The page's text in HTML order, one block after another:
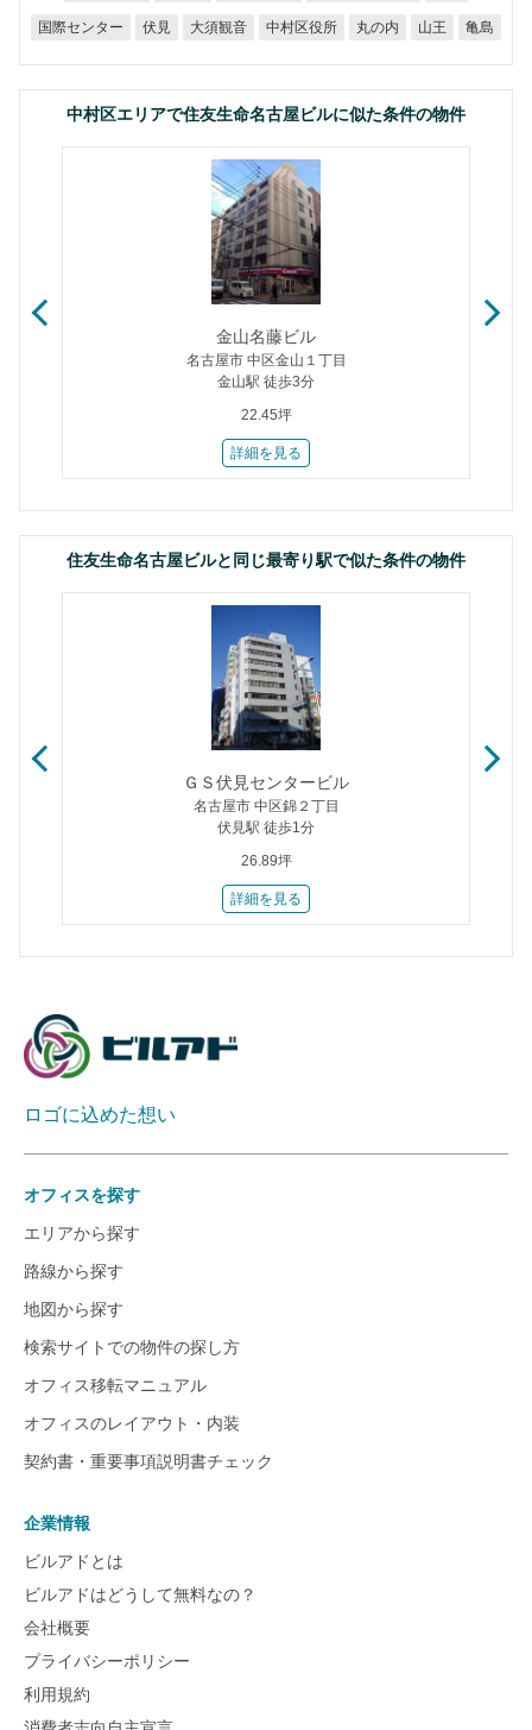
国際センター 伏見 大須観音 中村区役所 丸の内 山王 亀島
中村区エリアで住友生命名古屋ビルに似た条件の物件
金山名藤ビル
名古屋市 中区金山１丁目
金山駅 徒歩3分
22.45坪
詳細を見る
住友生命名古屋ビルと同じ最寄り駅で似た条件の物件
ＧＳ伏見センタービル
名古屋市 中区錦２丁目
伏見駅 徒歩1分
26.89坪
詳細を見る
ロゴに込めた想い
オフィスを探す
エリアから探す
路線から探す
地図から探す
検索サイトでの物件の探し方
オフィス移転マニュアル
オフィスのレイアウト・内装
契約書・重要事項説明書チェック
企業情報
ビルアドとは
ビルアドはどうして無料なの？
会社概要
プライバシーポリシー
利用規約